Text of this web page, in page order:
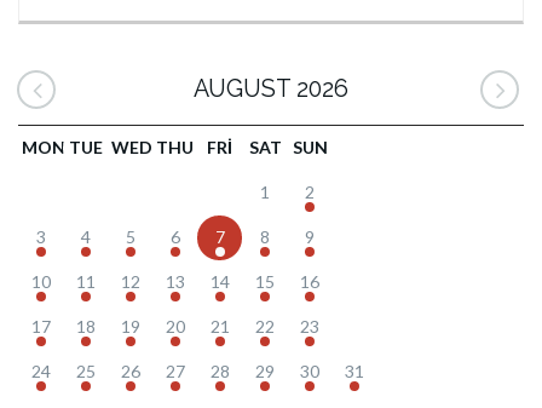
AUGUST 2026
MON TUE WED THU FRI SAT SUN
1 2
3 4 5 6 7 8 9
10 11 12 13 14 15 16
17 18 19 20 21 22 23
24 25 26 27 28 29 30 31